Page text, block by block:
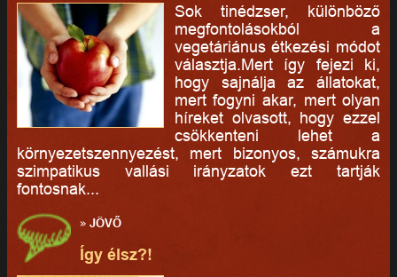
Sok tinédzser, különböző
megfontolásokból a
vegetáriánus étkezési módot
választja.Mert így fejezi ki,
hogy sajnálja az állatokat,
mert fogyni akar, mert olyan
híreket olvasott, hogy ezzel
csökkenteni lehet a
környezetszennyezést, mert bizonyos, számukra
szimpatikus vallási irányzatok ezt tartják
fontosnak...
»JÖVŐ
Így élsz?!